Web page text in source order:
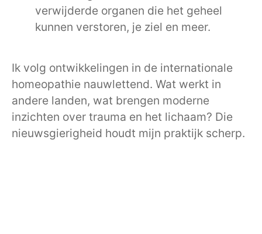
verwijderde organen die het geheel
kunnen verstoren, je ziel en meer.
Ik volg ontwikkelingen in de internationale
homeopathie nauwlettend. Wat werkt in
andere landen, wat brengen moderne
inzichten over trauma en het lichaam? Die
nieuwsgierigheid houdt mijn praktijk scherp.